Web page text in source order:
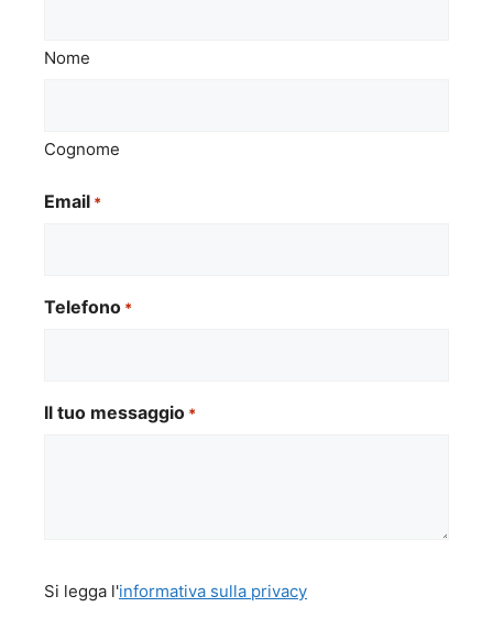
Nome
Cognome
Email *
Telefono *
Il tuo messaggio *
legga
Si legga l'informativa sulla privacy